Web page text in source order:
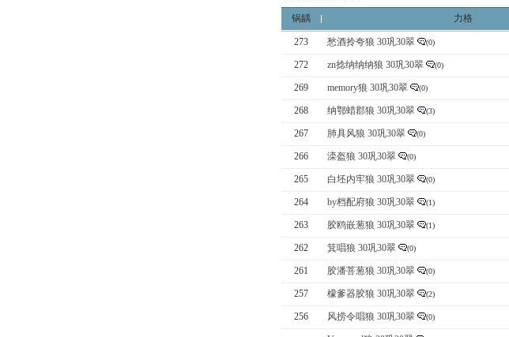
锅龋 力格
273 愁酒拎夸狼 30巩30翠 (0)
272 zn捻纳纳纳狼 30巩30翠 (0)
269 memory狼 30巩30翠 (0)
268 纳鄂蜡郡狼 30巩30翠 (3)
267 肺具风狼 30巩30翠 (0)
266 滦盔狼 30巩30翠 (0)
265 白坯内牢狼 30巩30翠 (0)
264 by档配府狼 30巩30翠 (1)
263 胶鸥嵌葱狼 30巩30翠 (1)
262 箕唱狼 30巩30翠 (0)
261 胶潘菩葱狼 30巩30翠 (0)
257 檬爹器胶狼 30巩30翠 (2)
256 风捞令唱狼 30巩30翠 (0)